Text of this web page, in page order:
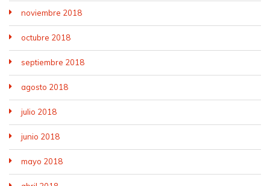
noviembre 2018
octubre 2018
septiembre 2018
agosto 2018
julio 2018
junio 2018
mayo 2018